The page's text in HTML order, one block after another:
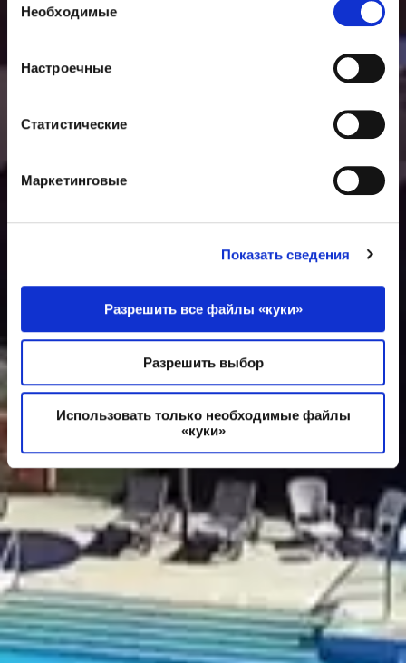
вами их сервисов.
согласия
Необходимые
Настроечные
Статистические
Маркетинговые
Показать сведения
Разрешить все файлы «куки»
Разрешить выбор
Использовать только необходимые файлы
«куки»